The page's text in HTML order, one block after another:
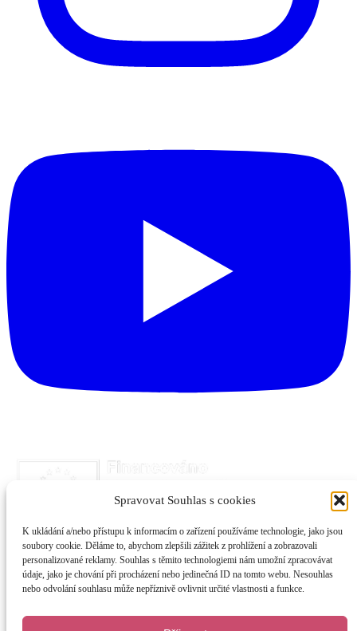
Spravovat Souhlas s cookies
K ukládání a/nebo přístupu k informacím o zařízení používáme technologie, jako jsou
soubory cookie. Děláme to, abychom zlepšili zážitek z prohlížení a zobrazovali
personalizované reklamy. Souhlas s těmito technologiemi nám umožní zpracovávat
údaje, jako je chování při procházení nebo jedinečná ID na tomto webu. Nesouhlas
nebo odvolání souhlasu může nepříznivě ovlivnit určité vlastnosti a funkce.